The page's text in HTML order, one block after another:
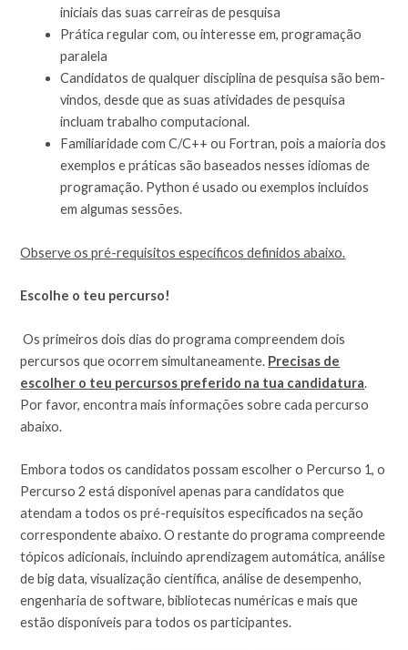
iniciais das suas carreiras de pesquisa
Prática regular com, ou interesse em, programação
paralela
Candidatos de qualquer disciplina de pesquisa são bem-
vindos, desde que as suas atividades de pesquisa
incluam trabalho computacional.
Familiaridade com C/C++ ou Fortran, pois a maioria dos
exemplos e práticas são baseados nesses idiomas de
programação. Python é usado ou exemplos incluídos
em algumas sessões.
Observe os pré-requisitos específicos definidos abaixo.
Escolhe o teu percurso!
Os primeiros dois dias do programa compreendem dois
percursos que ocorrem simultaneamente. Precisas de
escolher o teu percursos preferido na tua candidatura.
Por favor, encontra mais informações sobre cada percurso
abaixo.
Embora todos os candidatos possam escolher o Percurso 1, o
Percurso 2 está disponível apenas para candidatos que
atendam a todos os pré-requisitos especificados na seção
correspondente abaixo. O restante do programa compreende
tópicos adicionais, incluindo aprendizagem automática, análise
de big data, visualização científica, análise de desempenho,
engenharia de software, bibliotecas numéricas e mais que
estão disponíveis para todos os participantes.